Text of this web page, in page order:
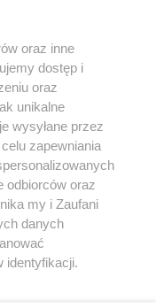
być powielany i
w jakikolwiek sposób (w
polu
umieszczaniem w
Jakiekolwiek użycie lub
z naruszeniem prawa,
kary i może być
oraz inne
dostęp i
oraz
unikalne
wysyłane przez
zapewniania
odbiorców oraz
my i Zaufani
danych